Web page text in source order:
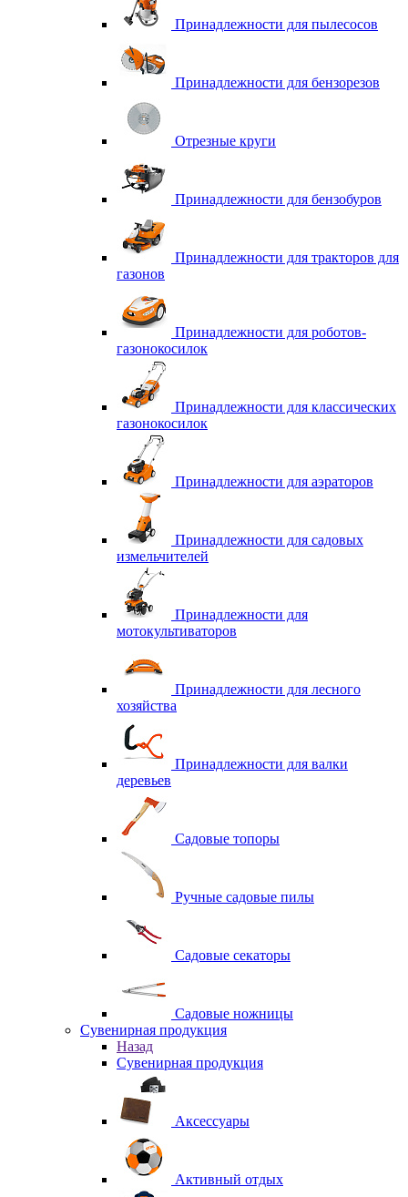
Принадлежности для пылесосов
Принадлежности для бензорезов
Отрезные круги
Принадлежности для бензобуров
Принадлежности для тракторов для
газонов
Принадлежности для роботов-
газонокосилок
Принадлежности для классических
газонокосилок
Принадлежности для аэраторов
Принадлежности для садовых
измельчителей
Принадлежности для
мотокультиваторов
Принадлежности для лесного
хозяйства
Принадлежности для валки
деревьев
Садовые топоры
Ручные садовые пилы
Садовые секаторы
Садовые ножницы
Сувенирная продукция
Назад
Сувенирная продукция
Аксессуары
Активный отдых